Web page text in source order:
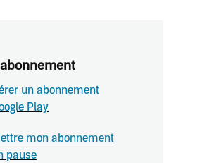
un abonnement
Play
mon abonnement
pause